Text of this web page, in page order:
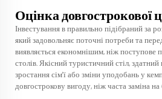
Оцінка довгострокової
Інвестування в правильно підібраний за
який задовольняє поточні потреби та
виявляється економнішим, ніж поступове
столів. Якісний туристичний стіл,
зростання сім'ї або зміни уподобань у
довгострокову вигоду, ніж часта заміна на